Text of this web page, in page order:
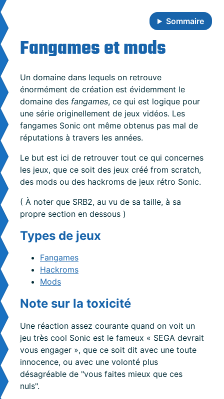
Fangames et mods
Sommaire
Un domaine dans lequels on retrouve
énormément de création est évidemment le
domaine des fangames, ce qui est logique pour
une série originellement de jeux vidéos. Les
fangames Sonic ont même obtenus pas mal de
réputations à travers les années.
Le but est ici de retrouver tout ce qui concernes
les jeux, que ce soit des jeux créé from scratch,
des mods ou des hackroms de jeux rétro Sonic.
( À noter que SRB2, au vu de sa taille, à sa
propre section en dessous )
Types de jeux
Fangames
Hackroms
Mods
Note sur la toxicité
Une réaction assez courante quand on voit un
jeu très cool Sonic est le fameux « SEGA devrait
vous engager », que ce soit dit avec une toute
innocence, ou avec une volonté plus
désagréable de "vous faites mieux que ces
nuls".